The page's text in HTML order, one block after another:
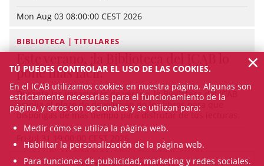
Mon Aug 03 08:00:00 CEST 2026
BIBLIOTECA | TITULARES
pone más fácil!
Durante las vacaciones de verano, la Biblioteca del ICAB
amplía el plazo de devolución de los libros para que
dispongas de más tiempo para disfrutar de tus lecturas.
TÚ PUEDES CONTROLAR EL USO DE LAS COOKIES.
En el ICAB utilizamos cookies en nuestra página. Algunas son
estrictamente necesarias para el funcionamiento de la
página, y otros son opcionales y se utilizan para:
Medir cómo se utiliza la página web.
Habilitar la personalización de la página web.
Para funciones de publicidad, marketing y redes sociales.
×